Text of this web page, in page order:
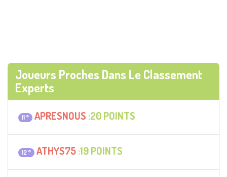
Joueurs Proches Dans Le Classement
Experts
11 ° APRESNOUS :20 POINTS
12 ° ATHYS75:19 POINTS